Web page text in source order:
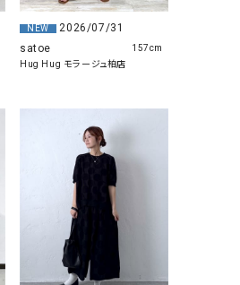
NEW
2026/07/31
satoe
Hug Hug モラージュ柏店
157cm